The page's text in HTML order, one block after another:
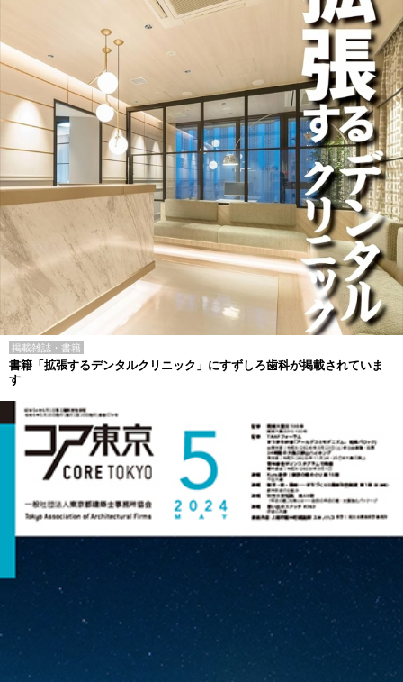
掲載雑誌・書籍
書籍「拡張するデンタルクリニック」にすずしろ歯科が掲載されていま
す